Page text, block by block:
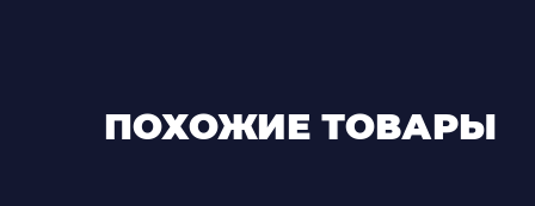
ПОХОЖИЕ ТОВАРЫ